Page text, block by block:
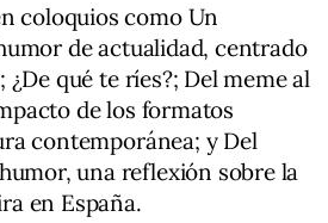
coloquios como Un
de actualidad, centrado
qué te ríes?; Del meme al
de los formatos
contemporánea; y Del
una reflexión sobre la
en España.